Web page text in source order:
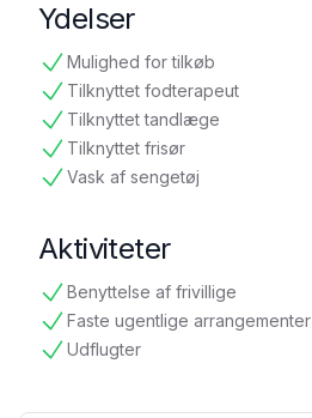
Ydelser
Mulighed for tilkøb
tilgængelig
Tilknyttet fodterapeut
tilgængelig
Tilknyttet tandlæge
tilgængelig
Tilknyttet frisør
tilgængelig
Vask af sengetøj
tilgængelig
Aktiviteter
Benyttelse af frivillige
tilgængelig
Faste ugentlige arrangementer
tilgængelig
Udflugter
tilgængelig